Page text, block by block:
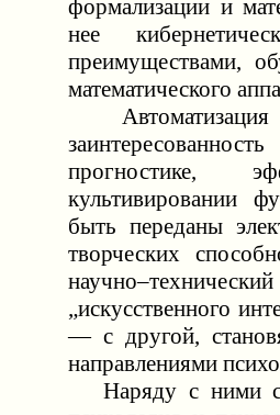
формализации и
нее
преимуществами,
математического
Автоматизация
прогностике,
культивировании
быть переданы
творческих
„искусственного
— с другой,
направлениями
Наряду с ними